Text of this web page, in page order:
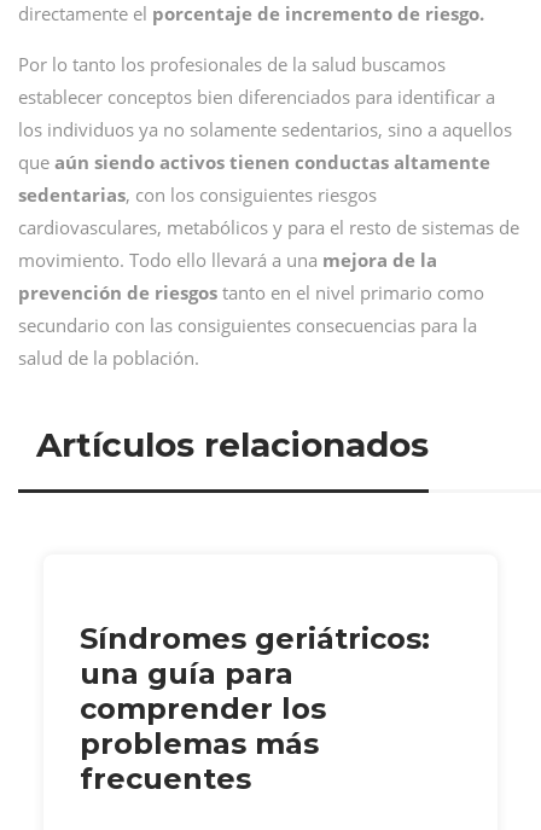
directamente el porcentaje de incremento de riesgo.
Por lo tanto los profesionales de la salud buscamos
establecer conceptos bien diferenciados para identificar a
los individuos ya no solamente sedentarios, sino a aquellos
que aún siendo activos tienen conductas altamente
sedentarias, con los consiguientes riesgos
cardiovasculares, metabólicos y para el resto de sistemas de
movimiento. Todo ello llevará a una mejora de la
prevención de riesgos tanto en el nivel primario como
secundario con las consiguientes consecuencias para la
salud de la población.
Artículos relacionados
Síndromes geriátricos:
una guía para
comprender los
problemas más
frecuentes